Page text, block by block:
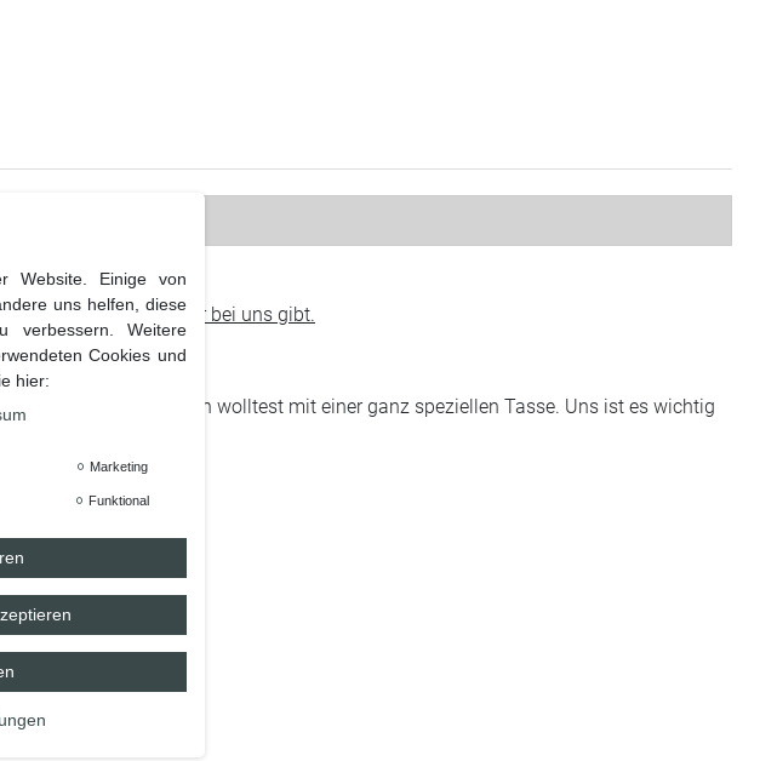
haben und die es nur bei uns gibt.
immer einmal sagen wolltest mit einer ganz speziellen Tasse. Uns ist es wichtig
Website. Einige von
uns helfen, diese
verbessern. Weitere
Cookies und
hier:
Marketing
Funktional